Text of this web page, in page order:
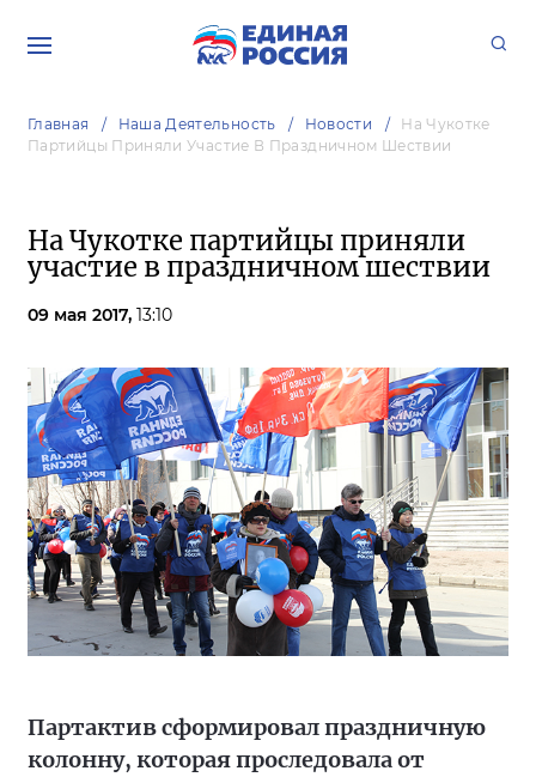
Главная Наша Деятельность Новости
На Чукотке
Партийцы Приняли Участие В Праздничном Шествии
На Чукотке партийцы приняли
участие в праздничном шествии
09 мая 2017, 13:10
Партактив сформировал праздничную
колонну, которая проследовала от